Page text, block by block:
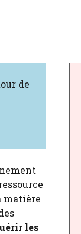
de
matière
les